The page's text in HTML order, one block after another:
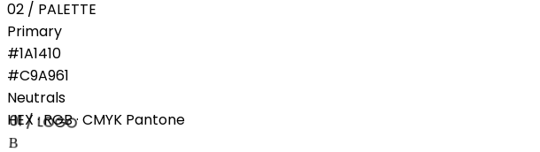
02 / PALETTE
Primary
#1A1410
#C9A961
Neutrals
HEX · RGB · CMYK Pantone
01 / LOGO
B